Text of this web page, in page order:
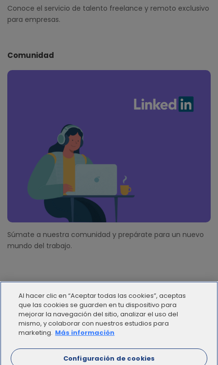
Conoce el servicio de talento freelance y remoto exclusivo
para empresas.
Comunidad
Súmate a nuestra comunidad y prepárate para un nuevo
mundo del trabajo.
© 2012 - 2025 | Workana LLC - Todos los derechos
reservados
Al hacer clic en “Aceptar todas las cookies”, aceptas
que las cookies se guarden en tu dispositivo para
mejorar la navegación del sitio, analizar el uso del
mismo, y colaborar con nuestros estudios para
marketing. Más información
Configuración de cookies